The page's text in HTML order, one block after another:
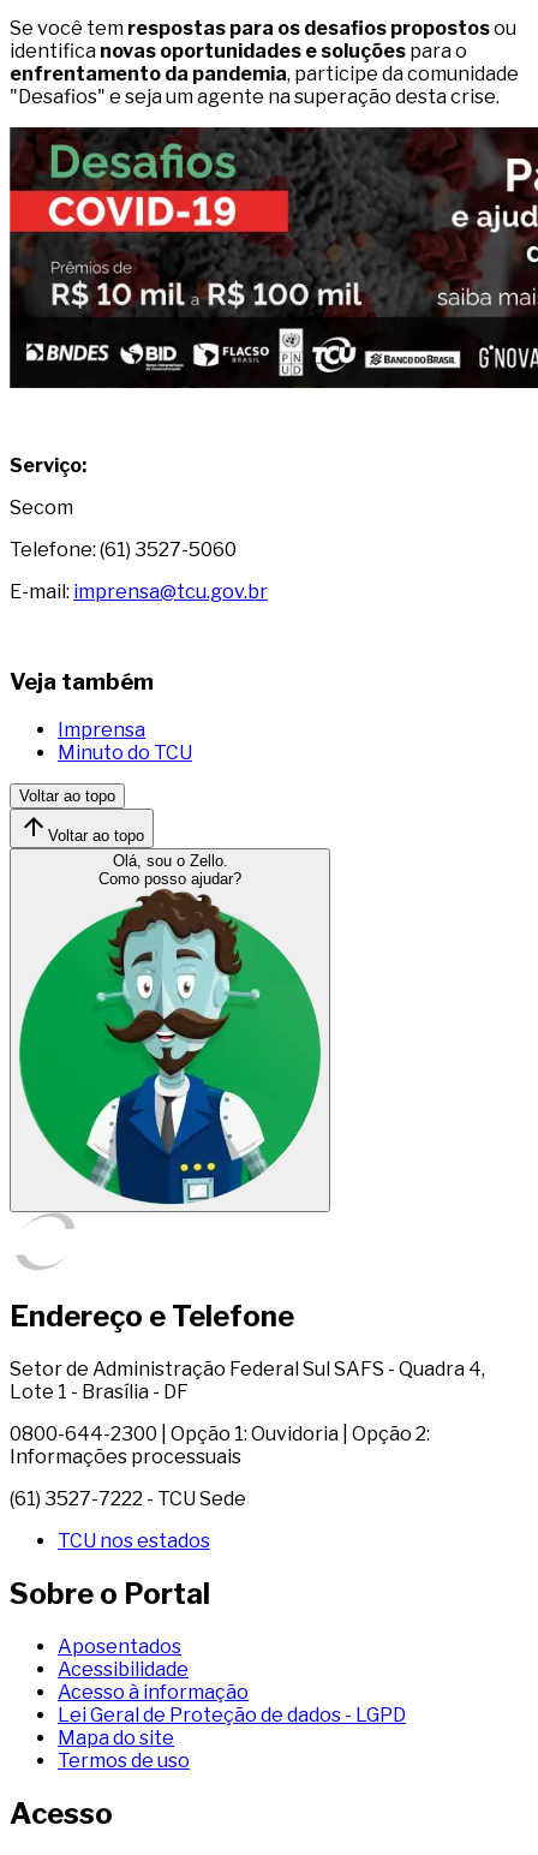
Se você tem respostas para os desafios propostosou
identifica novas oportunidades e soluções para o
enfrentamento da pandemia, participe da comunidade
"Desafios" e seja um agente na superação desta crise.
Serviço:
Secom
Telefone: (61) 3527-5060
E-mail: imprensa@tcu.gov.br
Veja também
Imprensa
Minuto do TCU
Voltar ao topo
Voltar ao topo
Olá, sou o Zello.
Como posso ajudar?
Endereço e Telefone
Setor de Administração Federal Sul SAFS - Quadra 4,
Lote 1 - Brasília - DF
0800-644-2300 | Opção 1: Ouvidoria | Opção 2:
Informações processuais
(61) 3527-7222 - TCU Sede
TCU nos estados
Sobre o Portal
Aposentados
Acessibilidade
Acesso à informação
Lei Geral de Proteção de dados - LGPD
Mapa do site
Termos de uso
Acesso